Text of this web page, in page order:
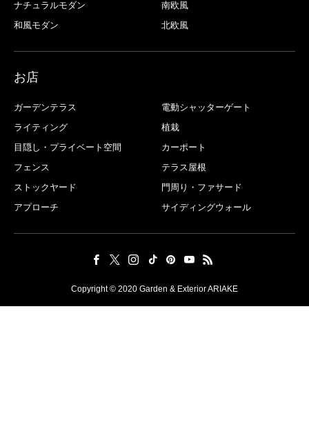
ナチュラルモダン
南欧風
和風モダン
北欧風
お店
ガーデンテラス
電動シャッターゲート
ライティング
植栽
目隠し・プライベート空間
カーポート
フェンス
テラス屋根
ストックヤード
門周り・ファサード
アプローチ
サイディングウォール
Copyright © 2020 Garden & Exterior ARIAKE